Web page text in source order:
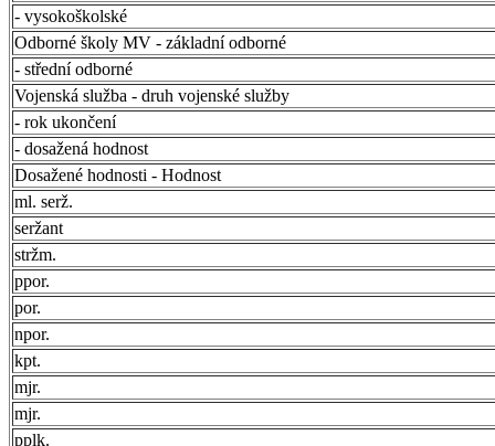
- vysokoškolské
Odborné školy MV - základní odborné
- střední odborné
Vojenská služba - druh vojenské služby
- rok ukončení
- dosažená hodnost
Dosažené hodnosti - Hodnost
ml. serž.
seržant
stržm.
ppor.
por.
npor.
kpt.
mjr.
mjr.
pplk.